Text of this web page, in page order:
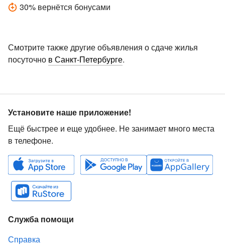
30% вернётся бонусами
Смотрите также другие объявления о сдаче жилья
посуточно в Санкт-Петербурге.
Установите наше приложение!
Ещё быстрее и еще удобнее. Не занимает много места
в телефоне.
Служба помощи
Справка